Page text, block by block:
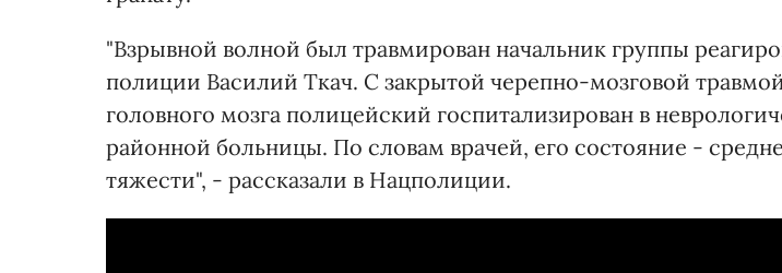
"Взрывной волной был травмирован начальник группы
полиции Василий Ткач. С закрытой черепно-мозговой
головного мозга полицейский госпитализирован в
районной больницы. По словам врачей, его состояние -
тяжести", - рассказали в Нацполиции.